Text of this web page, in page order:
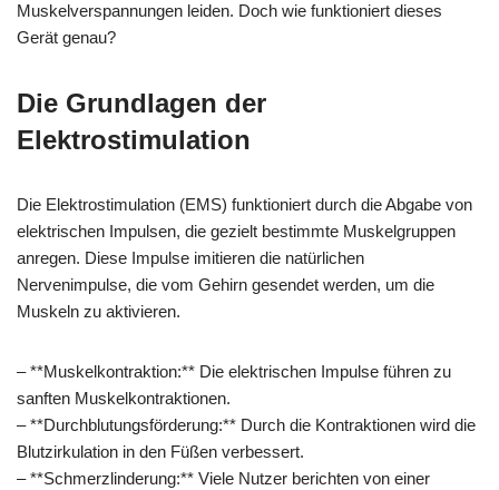
Muskelverspannungen leiden. Doch wie funktioniert dieses
Gerät genau?
Die Grundlagen der
Elektrostimulation
Die Elektrostimulation (EMS) funktioniert durch die Abgabe von
elektrischen Impulsen, die gezielt bestimmte Muskelgruppen
anregen. Diese Impulse imitieren die natürlichen
Nervenimpulse, die vom Gehirn gesendet werden, um die
Muskeln zu aktivieren.
– **Muskelkontraktion:** Die elektrischen Impulse führen zu
sanften Muskelkontraktionen.
– **Durchblutungsförderung:** Durch die Kontraktionen wird die
Blutzirkulation in den Füßen verbessert.
– **Schmerzlinderung:** Viele Nutzer berichten von einer